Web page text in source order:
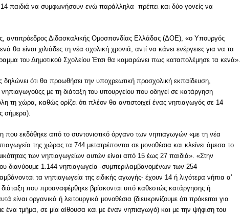
παιδιά να συμφωνήσουν ενώ παράλληλα πρέπει και δύο γονείς να
αντιπρόεδρος Διδασκαλικής Ομοσπονδίας Ελλάδας (ΔΟΕ), «ο Υπουργός
θα είναι χιλιάδες τη νέα σχολική χρονιά, αντί να κάνει ενέργειες για να τα
του Δημοτικού Σχολείου Έτσι θα καμαρώνει πως καταπολέμησε τα κενά».
ότι θα προωθήσει την υποχρεωτική προσχολική εκπαίδευση,
με τη διάταξη του υπουργείου που οδηγεί σε κατάργηση
τη χώρα, καθώς ορίζει ότι πλέον θα αντιστοιχεί ένας νηπιαγωγός σε 14
σήμερα).
εκδόθηκε από το συντονιστικό όργανο των νηπιαγωγών «με τη νέα
της χώρας τα 744 μετατρέπονται σε μονοθέσια και κλείνει άμεσα το
των νηπιαγωγείων αυτών είναι από 15 έως 27 παιδιά». «Στην
διανύουμε 1.144 νηπιαγωγεία -συμπεριλαμβανομένων των 254
τα νηπιαγωγεία της ειδικής αγωγής- έχουν 14 ή λιγότερα νήπια α’
διάταξη που προαναφέρθηκε βρίσκονται υπό καθεστώς κατάργησης ή
οργανικά ή λειτουργικά μονοθέσια (διευκρινίζουμε ότι πρόκειται για
ένα τμήμα, σε μία αίθουσα και με έναν νηπιαγωγό) και με την ψήφιση του